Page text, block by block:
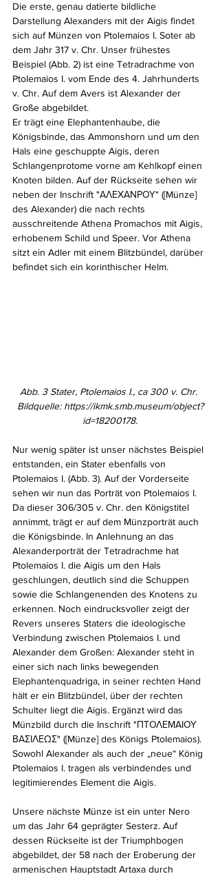
Die erste, genau datierte bildliche
Darstellung Alexanders mit der Aigis findet
sich auf Münzen von Ptolemaios I. Soter ab
dem Jahr 317 v. Chr. Unser frühestes
Beispiel (Abb. 2) ist eine Tetradrachme von
Ptolemaios I. vom Ende des 4. Jahrhunderts
v. Chr. Auf dem Avers ist Alexander der
Große abgebildet.
Er trägt eine Elephantenhaube, die
Königsbinde, das Ammonshorn und um den
Hals eine geschuppte Aigis, deren
Schlangenprotome vorne am Kehlkopf einen
Knoten bilden. Auf der Rückseite sehen wir
neben der Inschrift "ΑΛΕΧΑΝΡΟΥ" ([Münze]
des Alexander) die nach rechts
ausschreitende Athena Promachos mit Aigis,
erhobenem Schild und Speer. Vor Athena
sitzt ein Adler mit einem Blitzbündel, darüber
befindet sich ein korinthischer Helm.
Abb. 3 Stater, Ptolemaios I., ca 300 v. Chr.
Bildquelle: https://ikmk.smb.museum/object?
id=18200178.
Nur wenig später ist unser nächstes Beispiel
entstanden, ein Stater ebenfalls von
Ptolemaios I. (Abb. 3). Auf der Vorderseite
sehen wir nun das Porträt von Ptolemaios I.
Da dieser 306/305 v. Chr. den Königstitel
annimmt, trägt er auf dem Münzporträt auch
die Königsbinde. In Anlehnung an das
Alexanderporträt der Tetradrachme hat
Ptolemaios I. die Aigis um den Hals
geschlungen, deutlich sind die Schuppen
sowie die Schlangenenden des Knotens zu
erkennen. Noch eindrucksvoller zeigt der
Revers unseres Staters die ideologische
Verbindung zwischen Ptolemaios I. und
Alexander dem Großen: Alexander steht in
einer sich nach links bewegenden
Elephantenquadriga, in seiner rechten Hand
hält er ein Blitzbündel, über der rechten
Schulter liegt die Aigis. Ergänzt wird das
Münzbild durch die Inschrift "ΠΤΟΛΕΜΑΙΟΥ
ΒΑΣΙΛΕΩΣ" ([Münze] des Königs Ptolemaios).
Sowohl Alexander als auch der „neue“ König
Ptolemaios I. tragen als verbindendes und
legitimierendes Element die Aigis.
Unsere nächste Münze ist ein unter Nero
um das Jahr 64 geprägter Sesterz. Auf
dessen Rückseite ist der Triumphbogen
abgebildet, der 58 nach der Eroberung der
armenischen Hauptstadt Artaxa durch